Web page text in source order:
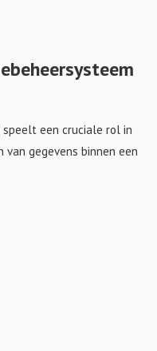
speelt een cruciale rol in
gegevens binnen een